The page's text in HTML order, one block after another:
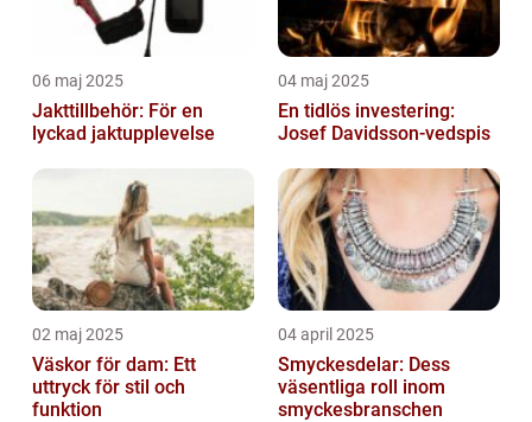
06 maj 2025
Jakttillbehör: För en
lyckad jaktupplevelse
04 maj 2025
En tidlös investering:
Josef Davidsson-vedspis
02 maj 2025
Väskor för dam: Ett
uttryck för stil och
funktion
04 april 2025
Smyckesdelar: Dess
väsentliga roll inom
smyckesbranschen